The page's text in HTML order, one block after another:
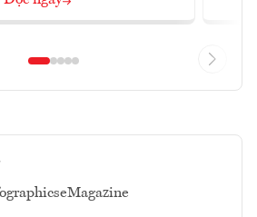
eMagazine